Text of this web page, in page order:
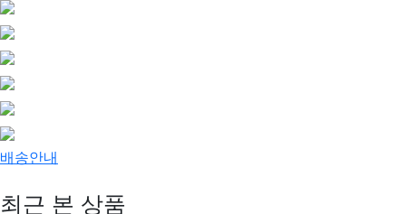
배송안내
최근 본 상품